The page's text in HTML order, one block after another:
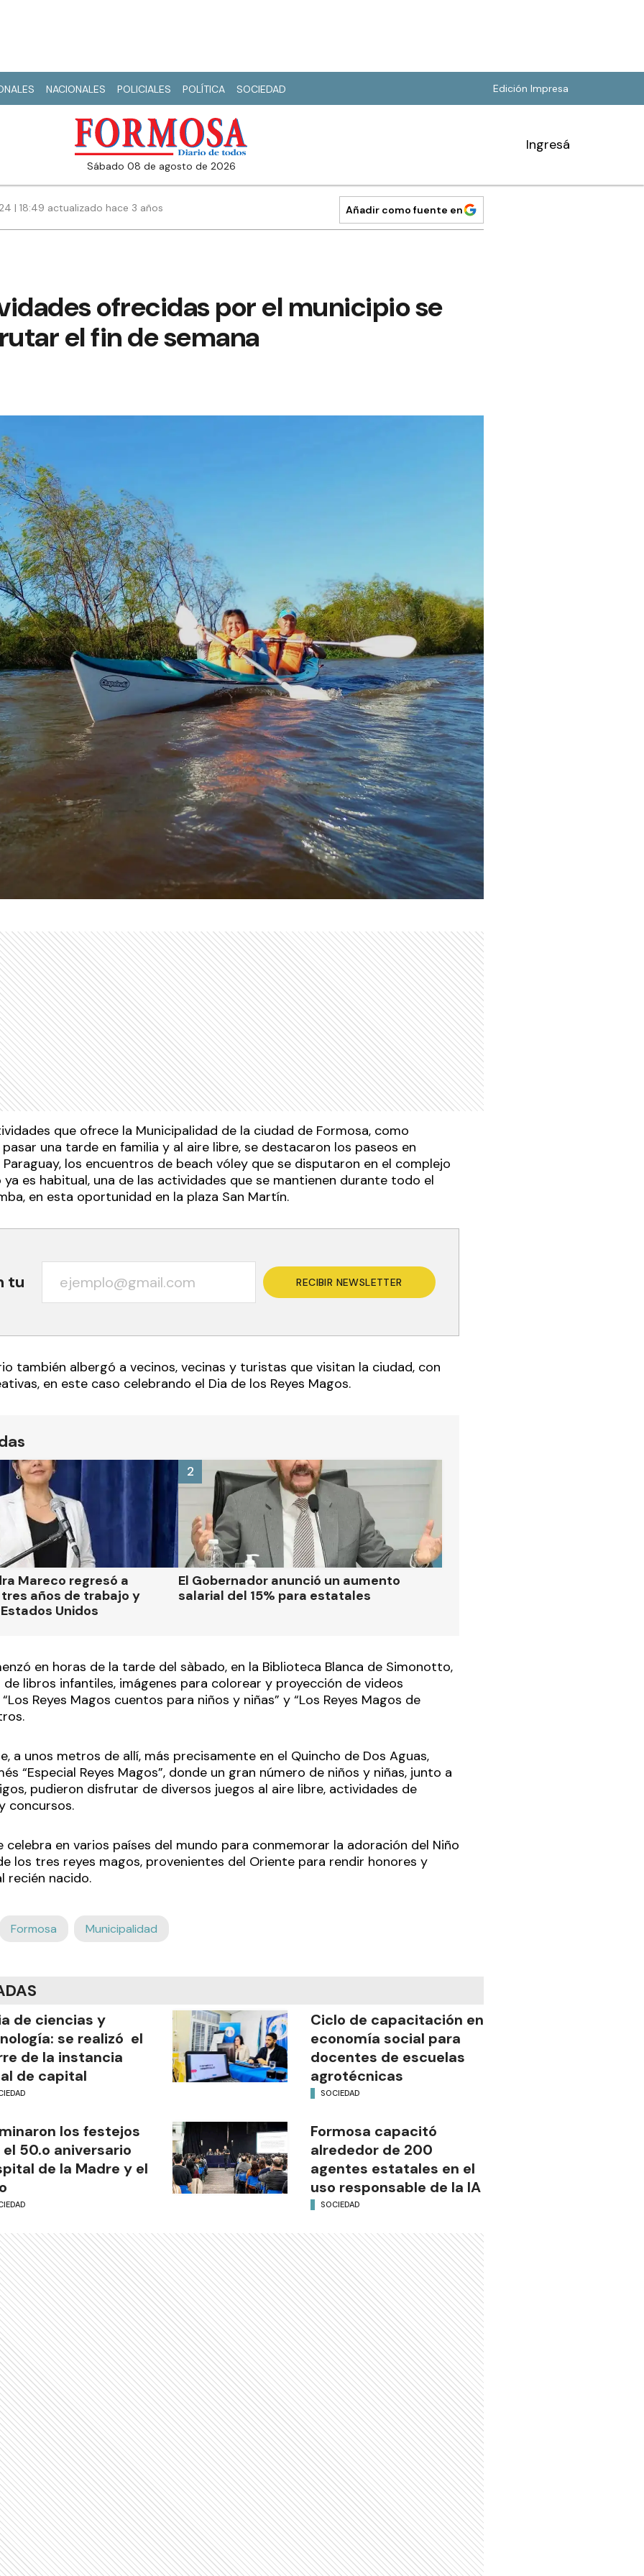
NACIONALES POLICIALES POLÍTICA SOCIEDAD Edición Impresa
sábado 08 de agosto de 2026
Ingresá
| 18:49 actualizado hace 3 años Añadir como fuente en
ofrecidas por el municipio se
el fin de semana
que ofrece la Municipalidad de la ciudad de Formosa, como
una tarde en familia y al aire libre, se destacaron los paseos en
los encuentros de beach vóley que se disputaron en el complejo
ya es habitual, una de las actividades que se mantienen durante todo el
en esta oportunidad en la plaza San Martín.
tu RECIBIR NEWSLETTER
también albergó a vecinos, vecinas y turistas que visitan la ciudad, con
en este caso celebrando el Dia de los Reyes Magos.
Mareco regresó a
años de trabajo y
Unidos
El Gobernador anunció un aumento
salarial del 15% para estatales
2
en horas de la tarde del sàbado, en la Biblioteca Blanca de Simonotto,
libros infantiles, imágenes para colorear y proyección de videos
Reyes Magos cuentos para niños y niñas” y “Los Reyes Magos de
a unos metros de allí, más precisamente en el Quincho de Dos Aguas,
“Especial Reyes Magos”, donde un gran número de niños y niñas, junto a
pudieron disfrutar de diversos juegos al aire libre, actividades de
concursos.
celebra en varios países del mundo para conmemorar la adoración del Niño
los tres reyes magos, provenientes del Oriente para rendir honores y
recién nacido.
Formosa Municipalidad
de ciencias y
se realizó el
de la instancia
de capital
Ciclo de capacitación en
economía social para
docentes de escuelas
agrotécnicas
SOCIEDAD
los festejos
50.o aniversario
de la Madre y el
Formosa capacitó
alrededor de 200
agentes estatales en el
uso responsable de la IA
SOCIEDAD